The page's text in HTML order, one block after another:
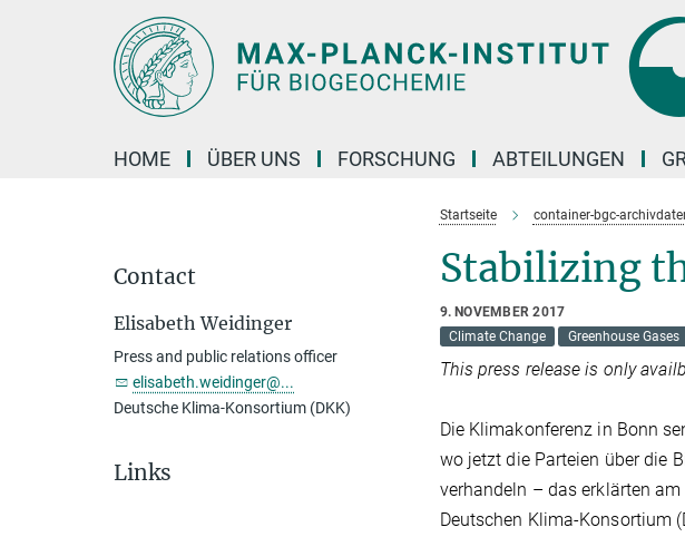
HOME ÜBER UNS FORSCHUNG ABTEILUNGEN
Startseite container-bgc-
Stabilizing
9. NOVEMBER 2017
Climate Change
Greenhouse Gases
This press release is only
Die Klimakonferenz in Bonn
wo jetzt die Parteien über die
verhandeln – das erklärten
Deutschen Klima-Konsortium
Contact
Elisabeth Weidinger
Press and public relations officer
elisabeth.weidinger@...
Deutsche Klima-Konsortium (DKK)
Links